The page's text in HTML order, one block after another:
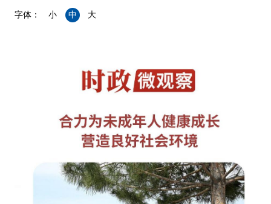
字体： 小 中 大